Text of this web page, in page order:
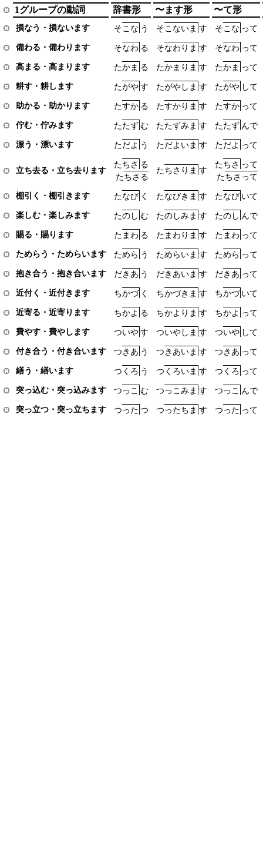
1グループの動詞 辞書形 〜ます形 〜て形
損なう・損ないます そこ な う そこ ないま す そこ な って
備わる・備わります そなわ る そなわ り ま す そなわ って
高まる・高まります たかま る たかま り ま す たかま って
耕す・耕します たがやす たがやし ま す たがや して
助かる・助かります たすか る たすかり ま す たすか って
佇む・佇みます たたずむ たたずみま す たたず んで
漂う・漂います ただよ う ただよ いま す ただよ って
立ち去る・立ち去ります
たちさ る
たちさ る
たちさ り ま す
たちさ って
たちさ って
棚引く・棚引きます たなび く たなびき ま す たなび いて
楽しむ・楽しみます たのし む たのしみま す たのし んで
賜る・賜ります た ま わ る た ま わ り ま す た ま わ って
ためらう・ためらいます ためら う ためらいま す ためら って
抱き合う・抱き合います だき あ う だき あいま す だき あ って
近付く・近付きます ちかづ く ちかづき ま す ちかづ いて
近寄る・近寄ります ちかよ る ちかよ り ま す ちかよ って
費やす・費やします ついやす ついやし ま す ついや して
付き合う・付き合います つき あ う つき あいま す つき あ って
繕う・繕います つ く ろ う つ く ろいま す つ く ろ って
突っ込む・突っ込みます つっ こ む つっ こ みま す つっ こ んで
突っ立つ・突っ立ちます つった つ つったち ま す つった って